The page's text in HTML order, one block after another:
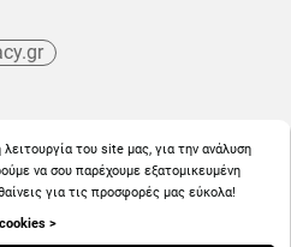
EasyPharmacy.gr
του site μας, για την ανάλυση
να σου παρέχουμε εξατομικευμένη
για τις προσφορές μας εύκολα!
>